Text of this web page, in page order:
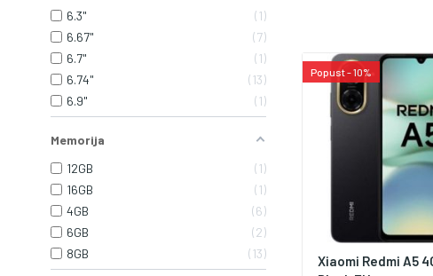
6.3"
1
6.67"
7
6.7"
1
6.74"
13
6.9"
1
Memorija
12GB
1
16GB
1
4GB
6
6GB
2
8GB
13
Popust - 10%
Xiaomi Redmi A5